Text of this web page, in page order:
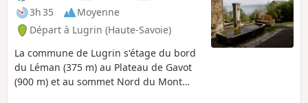
3h 35
Moyenne
Départ à Lugrin (Haute-Savoie)
La commune de Lugrin s'étage du bord
du Léman (375 m) au Plateau de Gavot
(900 m) et au sommet Nord du Mont